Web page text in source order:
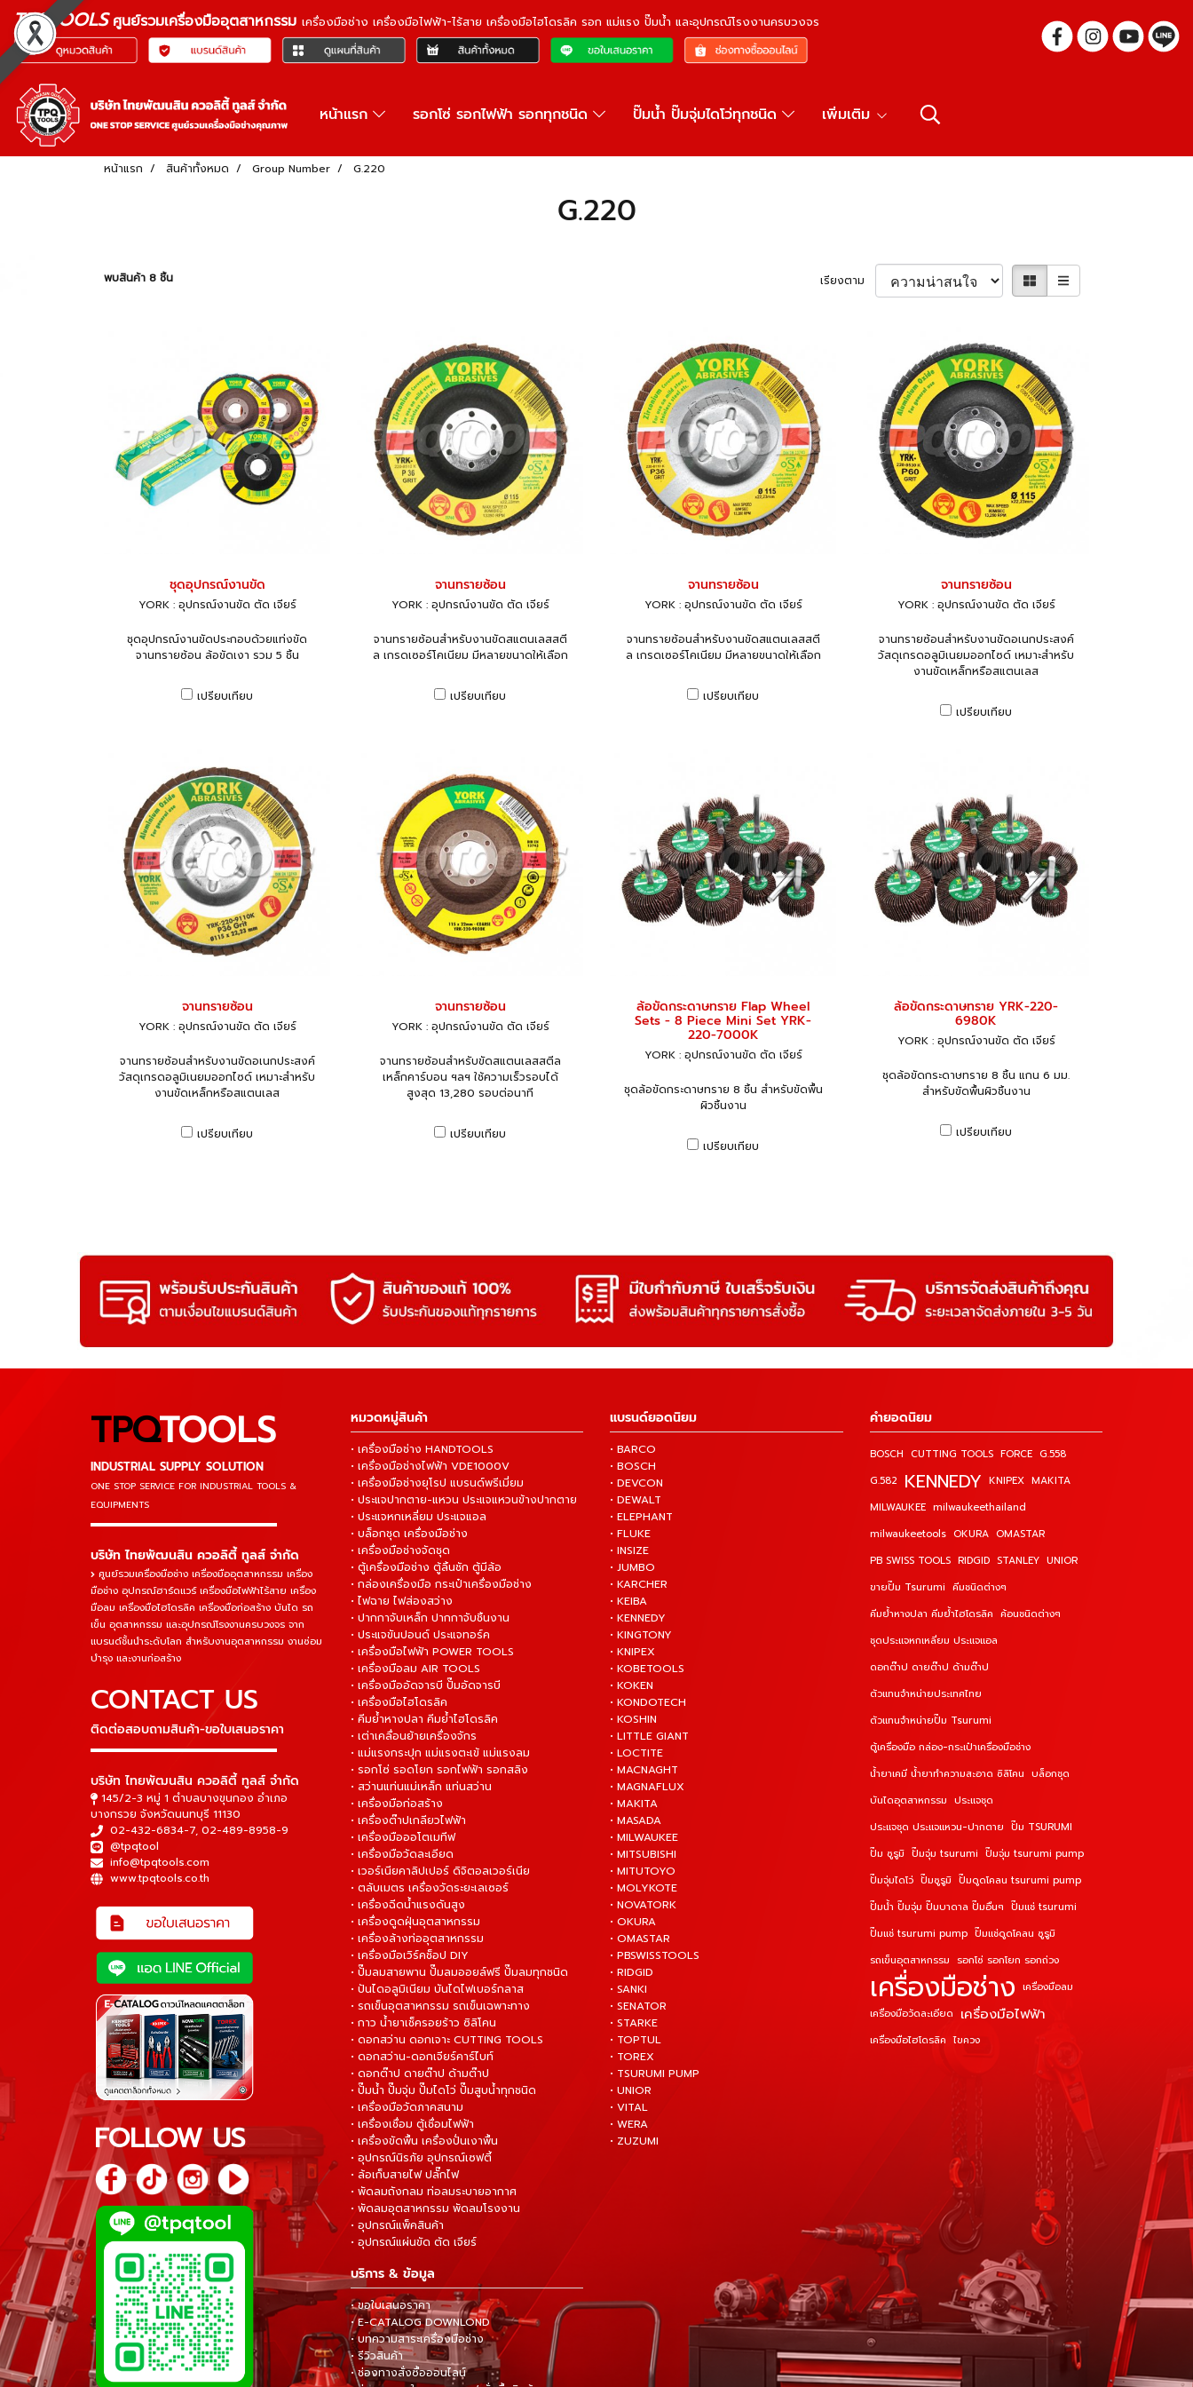
TPQTOOLSศูนย์รวมเครื่องมืออุตสาหกรรม เครื่องมือช่าง เครื่องมือไฟฟ้า-ไร้สาย เครื่องมือไฮโดรลิค รอก แม่แรง ปั๊มน้ำ และอุปกรณ์โรงงานครบวงจร
หน้าแรก รอกโซ่ รอกไฟฟ้า รอกทุกชนิด ปั๊มน้ำ ปั๊มจุ่มไดโว่ทุกชนิด เพิ่มเติม
หน้าแรก สินค้าทั้งหมด Group Number G.220
G.220
พบสินค้า 8 ชิ้น เรียงตาม
ชุดอุปกรณ์งานขัด
YORK : อุปกรณ์งานขัด ตัด เจียร์
ชุดอุปกรณ์งานขัดประกอบด้วยแท่งขัด
จานทรายซ้อน ล้อขัดเงา รวม 5 ชิ้น
เปรียบเทียบ
จานทรายซ้อน
YORK : อุปกรณ์งานขัด ตัด เจียร์
จานทรายซ้อนสำหรับงานขัดสแตนเลสสตี
ล เกรดเซอร์โคเนียม มีหลายขนาดให้เลือก
เปรียบเทียบ
จานทรายซ้อน
YORK : อุปกรณ์งานขัด ตัด เจียร์
จานทรายซ้อนสำหรับงานขัดสแตนเลสสตี
ล เกรดเซอร์โคเนียม มีหลายขนาดให้เลือก
เปรียบเทียบ
จานทรายซ้อน
YORK : อุปกรณ์งานขัด ตัด เจียร์
จานทรายซ้อนสำหรับงานขัดอเนกประสงค์
วัสดุเกรดอลูมิเนยมออกไซด์ เหมาะสำหรับ
งานขัดเหล็กหรือสแตนเลส
เปรียบเทียบ
จานทรายซ้อน
YORK : อุปกรณ์งานขัด ตัด เจียร์
จานทรายซ้อนสำหรับงานขัดอเนกประสงค์
วัสดุเกรดอลูมิเนยมออกไซด์ เหมาะสำหรับ
งานขัดเหล็กหรือสแตนเลส
เปรียบเทียบ
จานทรายซ้อน
YORK : อุปกรณ์งานขัด ตัด เจียร์
จานทรายซ้อนสำหรับขัดสแตนเลสสตีล
เหล็กคาร์บอน ฯลฯ ใช้ความเร็วรอบได้
สูงสุด 13,280 รอบต่อนาที
เปรียบเทียบ
ล้อขัดกระดาษทราย Flap Wheel
Sets - 8 Piece Mini Set YRK-
220-7000K
YORK : อุปกรณ์งานขัด ตัด เจียร์
ชุดล้อขัดกระดาษทราย 8 ชิ้น สำหรับขัดพื้น
ผิวชิ้นงาน
เปรียบเทียบ
ล้อขัดกระดาษทราย YRK-220-
6980K
YORK : อุปกรณ์งานขัด ตัด เจียร์
ชุดล้อขัดกระดาษทราย 8 ชิ้น แกน 6 มม.
สำหรับขัดพื้นผิวชิ้นงาน
เปรียบเทียบ
TPQTOOLS
INDUSTRIAL SUPPLY SOLUTION
ONE STOP SERVICE FOR INDUSTRIAL TOOLS &
EQUIPMENTS
▬▬▬▬▬▬▬▬▬▬▬▬▬▬▬
บริษัท ไทยพัฒนสิน ควอลิตี้ ทูลส์ จำกัด
ศูนย์รวมเครื่องมือช่าง เครื่องมืออุตสาหกรรม เครื่อง
มือช่าง อุปกรณ์ฮาร์ดแวร์ เครื่องมือไฟฟ้าไร้สาย เครื่อง
มือลม เครื่องมือไฮโดรลิค เครื่องมือก่อสร้าง บันได รถ
เข็น อุตสาหกรรม และอุปกรณ์โรงงานครบวงจร จาก
แบรนด์ชั้นนำระดับโลก สำหรับงานอุตสาหกรรม งานซ่อม
บำรุง และงานก่อสร้าง
CONTACT US
ติดต่อสอบถามสินค้า-ขอใบเสนอราคา
▬▬▬▬▬▬▬▬▬▬▬▬▬▬▬
บริษัท ไทยพัฒนสิน ควอลิตี้ ทูลส์ จำกัด
145/2-3 หมู่ 1 ตำบลบางขุนกอง อำเภอ
บางกรวย จังหวัดนนทบุรี 11130
02-432-6834-7, 02-489-8958-9
@tpqtool
info@tpqtools.com
www.tpqtools.co.th
FOLLOW US
หมวดหมู่สินค้า
• เครื่องมือช่าง HANDTOOLS
• เครื่องมือช่างไฟฟ้า VDE1000V
• เครื่องมือช่างยุโรป แบรนด์พรีเมี่ยม
• ประแจปากตาย-แหวน ประแจแหวนข้างปากตาย
• ประแจหกเหลี่ยม ประแจแอล
• บล็อกชุด เครื่องมือช่าง
• เครื่องมือช่างจัดชุด
• ตู้เครื่องมือช่าง ตู้ลิ้นชัก ตู้มีล้อ
• กล่องเครื่องมือ กระเป๋าเครื่องมือช่าง
• ไฟฉาย ไฟส่องสว่าง
• ปากกาจับเหล็ก ปากกาจับชิ้นงาน
• ประแจขันปอนด์ ประแจทอร์ค
• เครื่องมือไฟฟ้า POWER TOOLS
• เครื่องมือลม AIR TOOLS
• เครื่องมืออัดจารบี ปั๊มอัดจารบี
• เครื่องมือไฮโดรลิค
• คีมย้ำหางปลา คีมย้ำไฮโดรลิค
• เต่าเคลื่อนย้ายเครื่องจักร
• แม่แรงกระปุก แม่แรงตะเข้ แม่แรงลม
• รอกโซ่ รอดโยก รอกไฟฟ้า รอกสลิง
• สว่านแท่นแม่เหล็ก แท่นสว่าน
• เครื่องมือก่อสร้าง
• เครื่องต๊าปเกลียวไฟฟ้า
• เครื่องมือออโตเมทีฟ
• เครื่องมือวัดละเอียด
• เวอร์เนียคาลิปเปอร์ ดิจิตอลเวอร์เนีย
• ตลับเมตร เครื่องวัดระยะเลเซอร์
• เครื่องฉีดน้ำแรงดันสูง
• เครื่องดูดฝุ่นอุตสาหกรรม
• เครื่องล้างท่ออุตสาหกรรม
• เครื่องมือเวิร์คช็อป DIY
• ปั๊มลมสายพาน ปั๊มลมออยล์ฟรี ปั๊มลมทุกชนิด
• ปันไดอลูมิเนียม บันไดไฟเบอร์กลาส
• รถเข็นอุตสาหกรรม รถเข็นเฉพาะทาง
• กาว น้ำยาเช็ครอยร้าว ซิลิโคน
• ดอกสว่าน ดอกเจาะ CUTTING TOOLS
• ดอกสว่าน-ดอกเจียร์คาร์ไบท์
• ดอกต๊าป ดายต๊าป ด้ามต๊าป
• ปั๊มน้ำ ปั๊มจุ่ม ปั๊มไดโว่ ปั๊มสูบน้ำทุกชนิด
• เครื่องมือวัดภาคสนาม
• เครื่องเชื่อม ตู้เชื่อมไฟฟ้า
• เครื่องขัดพื้น เครื่องปั่นเงาพื้น
• อุปกรณ์นิรภัย อุปกรณ์เซฟตี้
• ล้อเก็บสายไฟ ปลั๊กไฟ
• พัดลมถังกลม ท่อลมระบายอากาศ
• พัดลมอุตสาหกรรม พัดลมโรงงาน
• อุปกรณ์แพ็คสินค้า
• อุปกรณ์แผ่นขัด ตัด เจียร์
แบรนด์ยอดนิยม
• BARCO
• BOSCH
• DEVCON
• DEWALT
• ELEPHANT
• FLUKE
• INSIZE
• JUMBO
• KARCHER
• KEIBA
• KENNEDY
• KINGTONY
• KNIPEX
• KOBETOOLS
• KOKEN
• KONDOTECH
• KOSHIN
• LITTLE GIANT
• LOCTITE
• MACNAGHT
• MAGNAFLUX
• MAKITA
• MASADA
• MILWAUKEE
• MITSUBISHI
• MITUTOYO
• MOLYKOTE
• NOVATORK
• OKURA
• OMASTAR
• PBSWISSTOOLS
• RIDGID
• SANKI
• SENATOR
• STARKE
• TOPTUL
• TOREX
• TSURUMI PUMP
• UNIOR
• VITAL
• WERA
• ZUZUMI
บริการ & ข้อมูล
• ขอใบเสนอราคา
• E-CATALOG DOWNLOND
• บทความสาระเครื่องมือช่าง
• รีวิวสินค้า
• ช่องทางสั่งซื้อออนไลน์
คำยอดนิยม
BOSCH CUTTING TOOLS FORCE G.558
G.582 KENNEDY KNIPEX MAKITA
MILWAUKEE milwaukeethailand
milwaukeetools OKURA OMASTAR
PB SWISS TOOLS RIDGID STANLEY UNIOR
ขายปั๊ม Tsurumi คีมชนิดต่างๆ
คีมย้ำหางปลา คีมย้ำไฮโดรลิค ค้อนชนิดต่างๆ
ชุดประแจหกเหลี่ยม ประแจแอล
ดอกต๊าป ดายต๊าป ด้ามต๊าป
ตัวแทนจำหน่ายประเทศไทย
ตัวแทนจำหน่ายปั๊ม Tsurumi
ตู้เครื่องมือ กล่อง-กระเป๋าเครื่องมือช่าง
น้ำยาเคมี น้ำยาทำความสะอาด ซิลิโคน บล็อกชุด
บันไดอุตสาหกรรม ประแจชุด
ประแจชุด ประแจแหวน-ปากตาย ปั๊ม TSURUMI
ปั๊ม ซูรูมิ ปั๊มจุ่ม tsurumi ปั๊มจุ่ม tsurumi pump
ปั๊มจุ่มไดโว่ ปั๊มซูรูมิ ปั๊มดูดโคลน tsurumi pump
ปั๊มน้ำ ปั๊มจุ่ม ปั๊มบาดาล ปั๊มอื่นๆ ปั๊มแช่ tsurumi
ปั๊มแช่ tsurumi pump ปั๊มแช่ดูดโคลน ซูรูมิ
รถเข็นอุตสาหกรรม รอกโซ่ รอกโยก รอกถ่วง
เครื่องมือช่าง เครื่องมือลม
เครื่องมือวัดละเอียด เครื่องมือไฟฟ้า
เครื่องมือไฮโดรลิค ไขควง